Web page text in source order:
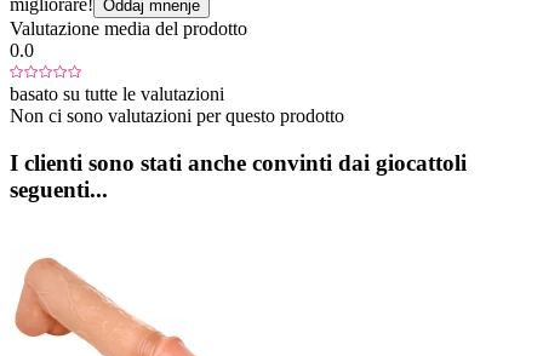
migliorare! Oddaj mnenje
Valutazione media del prodotto
0.0
basato su tutte le valutazioni
Non ci sono valutazioni per questo prodotto
I clienti sono stati anche convinti dai giocattoli
seguenti...